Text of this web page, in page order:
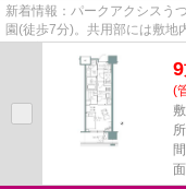
新着情報：パークアクシスう
園(徒歩7分)。共用部には敷地
9
(